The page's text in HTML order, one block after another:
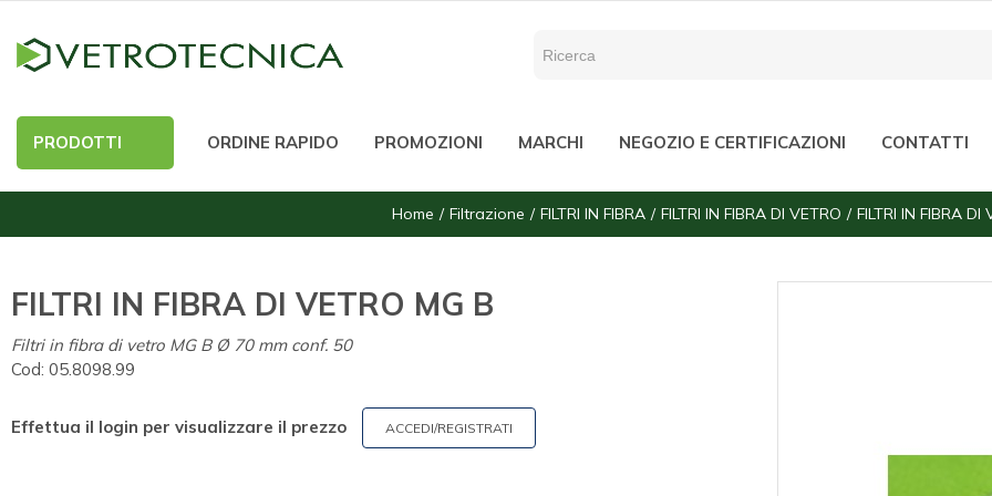
PRODOTTI ORDINE RAPIDO PROMOZIONI MARCHI NEGOZIO E CERTIFICAZIONI CONTATTI
Home Filtrazione FILTRI IN FIBRA FILTRI IN FIBRA DI VETRO FILTRI IN FIBRA DI
FILTRI IN FIBRA DI VETRO MG B
Filtri in fibra di vetro MG B Ø 70 mm conf. 50
Cod: 05.8098.99
Effettua il login per visualizzare il prezzo ACCEDI/REGISTRATI